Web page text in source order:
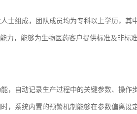
士组成，团队成员均为专科以上学历，其
力，能够为生物医药客户提供标准及非标
，自动记录生产过程中的关键参数、操作
，系统内置的预警机制能够在参数偏离设